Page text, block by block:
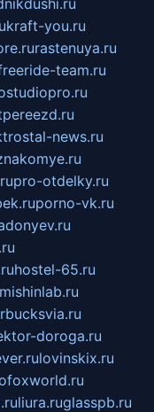
kraft-you.ru
rastenuya.ru
team.ru
news.ru
pro-otdelky.ru
porno-vk.ru
hostel-65.ru
mishinlab.ru
doroga.ru
lovinskix.ru
liura.ruglasspb.ru